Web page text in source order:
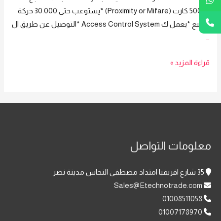
*5000 كارت (Proximity or Mifare) *يستوعب حتي 30.000 حركة
توقيع *يعمل ك Access Control System *التوصيل عن طريق ال
ZK
قراءة المزيد »
معلومات التواصل
01008511058
01007178970